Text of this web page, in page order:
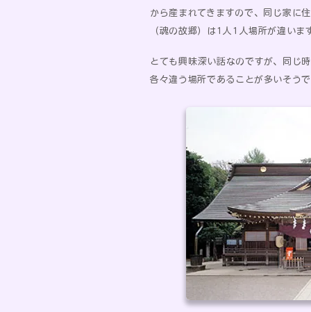
から産まれてきますので、同じ家に
（魂の故郷）は1人1人場所が違いま
とても興味深い話なのですが、同じ
各々違う場所であることが多いそう